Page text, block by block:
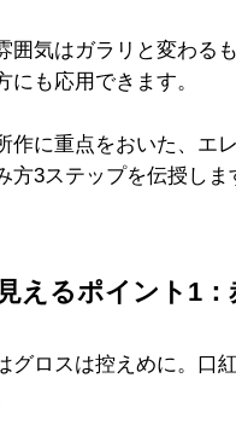
囲気はガラリと変わる
も応用できます。
作に重点をおいた、エ
方3ステップを伝授しま
えるポイント1：
グロスは控えめに。口